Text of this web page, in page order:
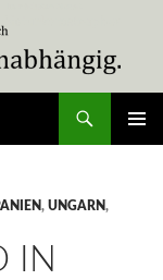
, UNGARN,
IN